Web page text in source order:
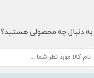
به دنبال چه محصولی هستید؟